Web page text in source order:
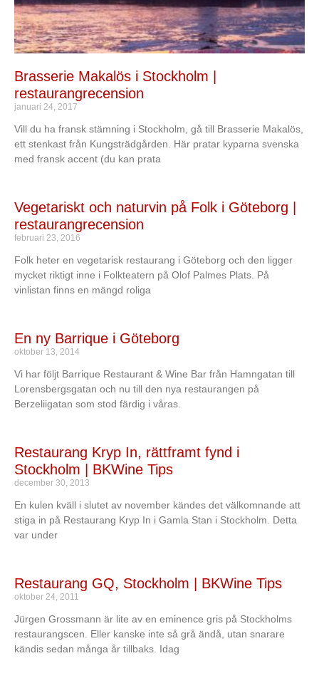
Brasserie Makalös i Stockholm |
restaurangrecension
januari 24, 2017
Vill du ha fransk stämning i Stockholm, gå till Brasserie Makalös,
ett stenkast från Kungsträdgården. Här pratar kyparna svenska
med fransk accent (du kan prata
Vegetariskt och naturvin på Folk i Göteborg |
restaurangrecension
februari 23, 2016
Folk heter en vegetarisk restaurang i Göteborg och den ligger
mycket riktigt inne i Folkteatern på Olof Palmes Plats. På
vinlistan finns en mängd roliga
En ny Barrique i Göteborg
oktober 13, 2014
Vi har följt Barrique Restaurant & Wine Bar från Hamngatan till
Lorensbergsgatan och nu till den nya restaurangen på
Berzeliigatan som stod färdig i våras.
Restaurang Kryp In, rättframt fynd i
Stockholm | BKWine Tips
december 30, 2013
En kulen kväll i slutet av november kändes det välkomnande att
stiga in på Restaurang Kryp In i Gamla Stan i Stockholm. Detta
var under
Restaurang GQ, Stockholm | BKWine Tips
oktober 24, 2011
Jürgen Grossmann är lite av en eminence gris på Stockholms
restaurangscen. Eller kanske inte så grå ändå, utan snarare
kändis sedan många år tillbaks. Idag